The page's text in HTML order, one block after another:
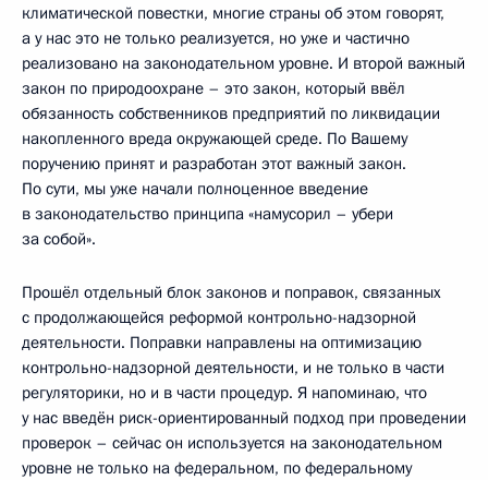
климатической повестки, многие страны об этом говорят,
а у нас это не только реализуется, но уже и частично
реализовано на законодательном уровне. И второй важный
закон по природоохране – это закон, который ввёл
обязанность собственников предприятий по ликвидации
накопленного вреда окружающей среде. По Вашему
поручению принят и разработан этот важный закон.
По сути, мы уже начали полноценное введение
в законодательство принципа «намусорил – убери
за собой».
Прошёл отдельный блок законов и поправок, связанных
с продолжающейся реформой контрольно-надзорной
деятельности. Поправки направлены на оптимизацию
контрольно-надзорной деятельности, и не только в части
регуляторики, но и в части процедур. Я напоминаю, что
у нас введён риск-ориентированный подход при проведении
проверок – сейчас он используется на законодательном
уровне не только на федеральном, по федеральному